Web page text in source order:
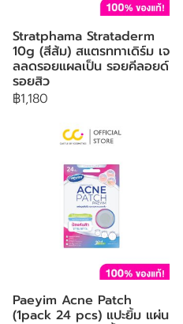
Stratphama Strataderm
10g (สีส้ม) สแตรททาเดิร์ม เจ
ลลดรอยแผลเป็น รอยคีลอยด์
รอยสิว
฿1,180
Paeyim Acne Patch
(1pack 24 pcs) แปะยิ้ม แผ่น